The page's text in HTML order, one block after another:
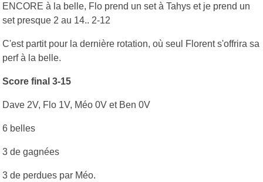
ENCORE à la belle, Flo prend un set à Tahys et je prend un
set presque 2 au 14.. 2-12
C'est partit pour la dernière rotation, où seul Florent s'offrira sa
perf à la belle.
Score final 3-15
Dave 2V, Flo 1V, Méo 0V et Ben 0V
6 belles
3 de gagnées
3 de perdues par Méo.